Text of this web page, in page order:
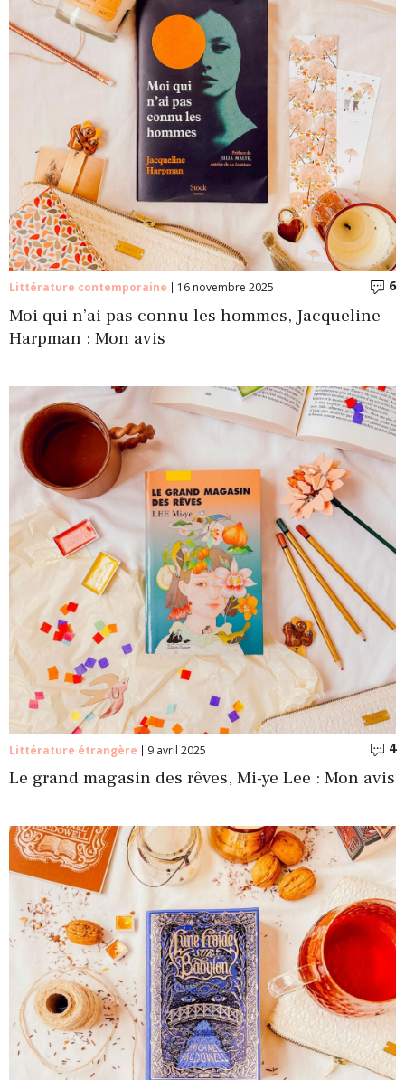
Littérature contemporaine 16 novembre 2025 6
Moi qui n’ai pas connu les hommes, Jacqueline
Harpman : Mon avis
Littérature étrangère 9 avril 2025 4
Le grand magasin des rêves, Mi-ye Lee : Mon avis